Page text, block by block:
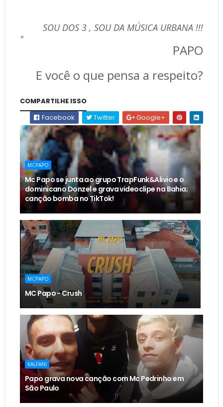
SOU DOS 3 , SOU DA MÚSICA URBANA !!!
"
PAPO
E você o que pensa a respeito?
COMPARTILHE ISSO
Facebook
Twitter Google+
MCPAPO
Mc Papo se junta ao grupo TrapFunk&Alivio e o
dominicano Donzel e grava videoclipe na Bahia;
canção bomba no TikTok!
MCPAPO
MC Papo - Crush
KALFANI
Papo grava nova canção com Mc Pedrinho em
São Paulo